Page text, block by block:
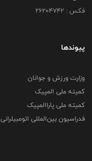
فکس : ۲۶۲۰۴۷۴۲
پیوندها
وزارت ورزش و جوانان
کمیته ملی المپیک
کمیته ملی پاراالمپیک
فدراسیون بین‌المللی اتومبیلرانی